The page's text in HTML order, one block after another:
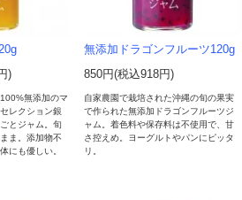
)
無添加のマ
レクション銀
とジャム。旬
ま。添加物不
にも優しい。
無添加ドラゴンフルーツ120g
850円(税込918円)
自家農園で栽培された沖縄の旬の果実
で作られた無添加ドラゴンフルーツジ
ャム。着色料や保存料は不使用で、甘
さ控えめ。ヨーグルトやパンにピッタ
リ。